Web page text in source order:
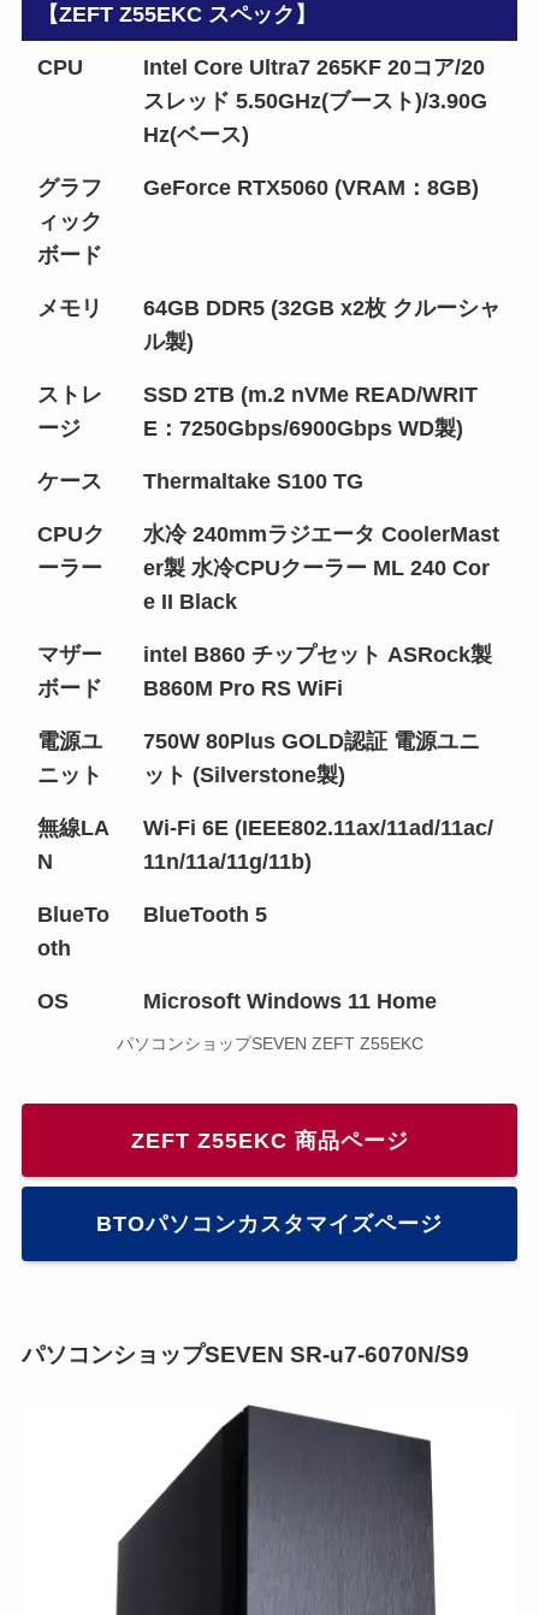
【ZEFT Z55EKC スペック】
CPU
Intel Core Ultra7 265KF 20コア/20
スレッド 5.50GHz(ブースト)/3.90G
Hz(ベース)
グラフ
ィック
ボード
GeForce RTX5060 (VRAM：8GB)
メモリ
64GB DDR5 (32GB x2枚 クルーシャ
ル製)
ストレ
ージ
SSD 2TB (m.2 nVMe READ/WRIT
E：7250Gbps/6900Gbps WD製)
ケース Thermaltake S100 TG
CPUク
ーラー
水冷 240mmラジエータ CoolerMast
er製 水冷CPUクーラー ML 240 Cor
e II Black
マザー
ボード
intel B860 チップセット ASRock製
B860M Pro RS WiFi
電源ユ
ニット
750W 80Plus GOLD認証 電源ユニ
ット (Silverstone製)
無線LA
N
Wi-Fi 6E (IEEE802.11ax/11ad/11ac/
11n/11a/11g/11b)
BlueTo
oth
BlueTooth 5
OS Microsoft Windows 11 Home
パソコンショップSEVEN ZEFT Z55EKC
ZEFT Z55EKC 商品ページ
BTOパソコンカスタマイズページ
パソコンショップSEVEN SR-u7-6070N/S9